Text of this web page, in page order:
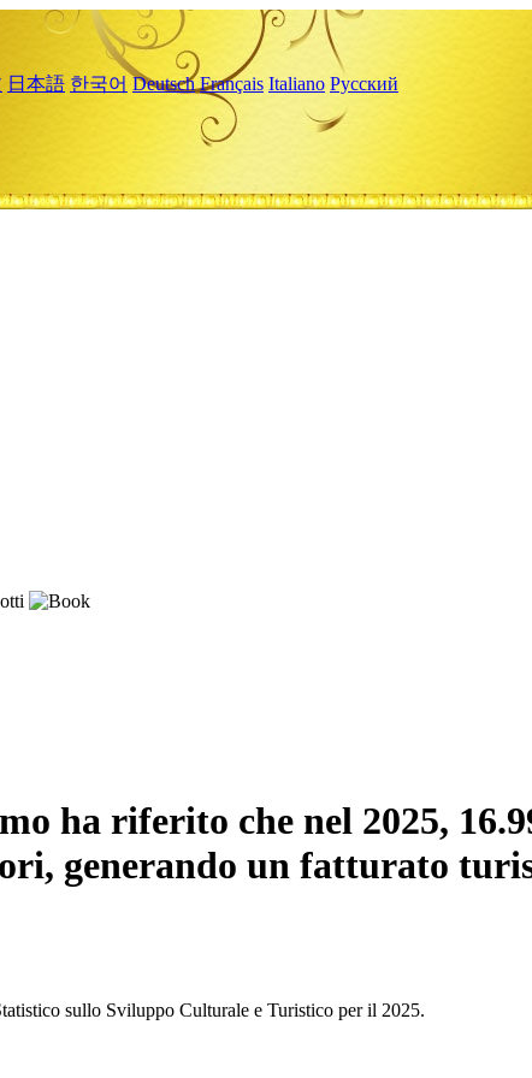
日本語 한국어 Deutsch Français Italiano Русский
ha riferito che nel 2025,
generando un fatturato
sullo Sviluppo Culturale e Turistico per il 2025.